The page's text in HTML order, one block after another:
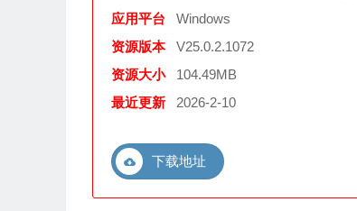
应用平台
Windows
资源版本
V25.0.2.1072
资源大小
104.49MB
最近更新
2026-2-10
下载地址